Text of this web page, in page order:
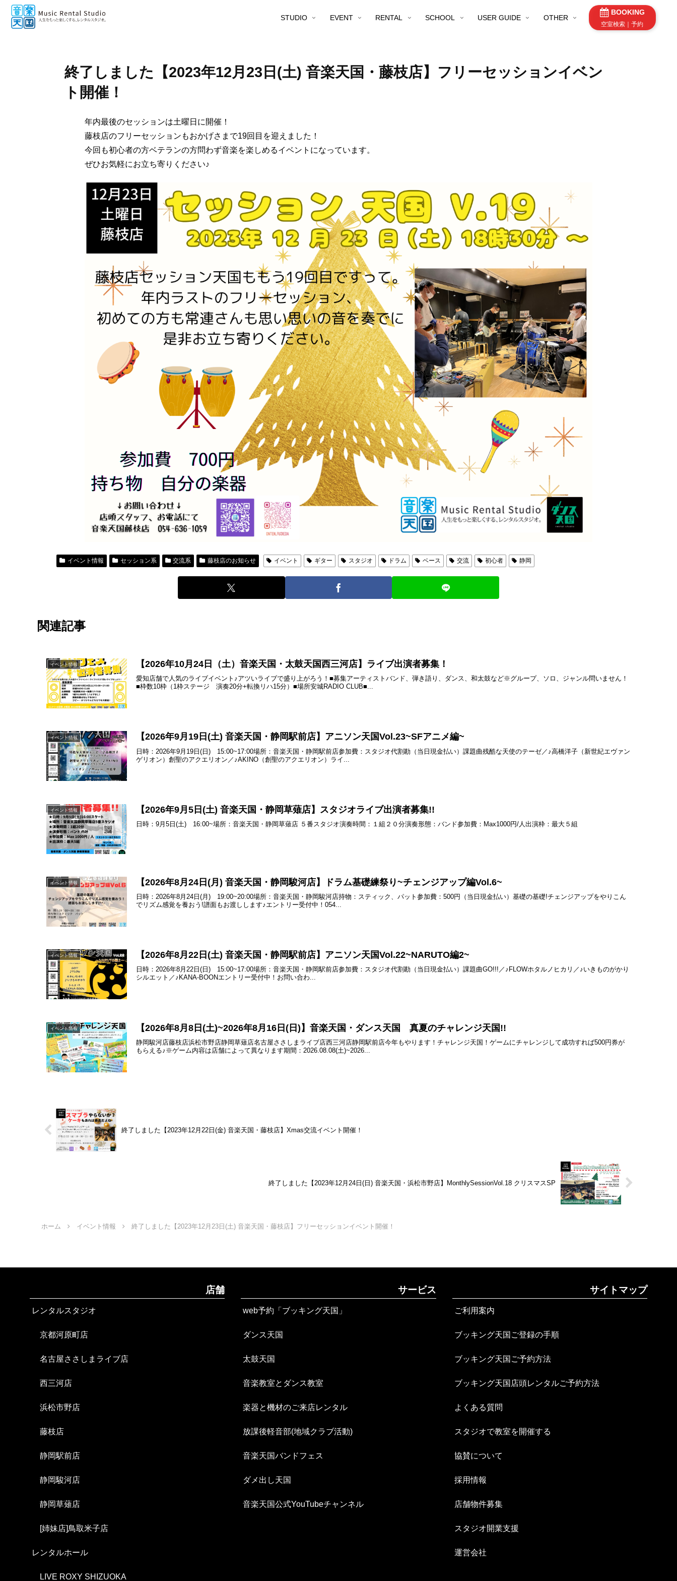
STUDIO EVENT RENTAL SCHOOL USER GUIDE OTHER
BOOKING
空室検索｜予約
終了しました【2023年12月23日(土) 音楽天国・藤枝店】フリーセッションイベン
ト開催！
年内最後のセッションは土曜日に開催！
藤枝店のフリーセッションもおかげさまで19回目を迎えました！
今回も初心者の方ベテランの方問わず音楽を楽しめるイベントになっています。
ぜひお気軽にお立ち寄りください♪
イベント情報 セッション系 交流系 藤枝店のお知らせ イベント ギター スタジオ ドラム ベース 交流 初心者 静岡
関連記事
イベント情報 【2026年10月24日（土）音楽天国・太鼓天国西三河店】ライブ出演者募集！
愛知店舗で人気のライブイベント♪アツいライブで盛り上がろう！■募集アーティストバンド、弾き語り、ダンス、和太鼓など※グループ、ソロ、ジャンル問いません！
■枠数10枠（1枠ステージ 演奏20分+転換リハ15分）■場所安城RADIO CLUB■...
イベント情報 【2026年9月19日(土) 音楽天国・静岡駅前店】アニソン天国Vol.23~SFアニメ編~
日時：2026年9月19日(日) 15:00~17:00場所：音楽天国・静岡駅前店参加費：スタジオ代割勘（当日現金払い）課題曲残酷な天使のテーゼ／♪高橋洋子（新世紀エヴァン
ゲリオン）創聖のアクエリオン／♪AKINO（創聖のアクエリオン）ライ...
イベント情報 【2026年9月5日(土) 音楽天国・静岡草薙店】スタジオライブ出演者募集!!
日時：9月5日(土) 16:00~場所：音楽天国・静岡草薙店 ５番スタジオ演奏時間：１組２０分演奏形態：バンド参加費：Max1000円/人出演枠：最大５組
イベント情報 【2026年8月24日(月) 音楽天国・静岡駿河店】ドラム基礎練祭り~チェンジアップ編Vol.6~
日時：2026年8月24日(月) 19:00~20:00場所：音楽天国・静岡駿河店持物：スティック、パット参加費：500円（当日現金払い）基礎の基礎!チェンジアップをやりこん
でリズム感覚を養おう!譜面もお渡しします♪エントリー受付中！054...
イベント情報 【2026年8月22日(土) 音楽天国・静岡駅前店】アニソン天国Vol.22~NARUTO編2~
日時：2026年8月22日(日) 15:00~17:00場所：音楽天国・静岡駅前店参加費：スタジオ代割勘（当日現金払い）課題曲GO!!!／♪FLOWホタルノヒカリ／♪いきものがかり
シルエット／♪KANA-BOONエントリー受付中！お問い合わ...
イベント情報 【2026年8月8日(土)~2026年8月16日(日)】音楽天国・ダンス天国 真夏のチャレンジ天国!!
静岡駿河店藤枝店浜松市野店静岡草薙店名古屋ささしまライブ店西三河店静岡駅前店今年もやります！チャレンジ天国！ゲームにチャレンジして成功すれば500円券が
もらえる♪※ゲーム内容は店舗によって異なります期間：2026.08.08(土)~2026...
終了しました【2023年12月22日(金) 音楽天国・藤枝店】Xmas交流イベント開催！
終了しました【2023年12月24日(日) 音楽天国・浜松市野店】MonthlySessionVol.18 クリスマスSP
ホーム イベント情報 終了しました【2023年12月23日(土) 音楽天国・藤枝店】フリーセッションイベント開催！
店舗
レンタルスタジオ
京都河原町店
名古屋ささしまライブ店
西三河店
浜松市野店
藤枝店
静岡駅前店
静岡駿河店
静岡草薙店
[姉妹店]鳥取米子店
レンタルホール
LIVE ROXY SHIZUOKA
サービス
web予約「ブッキング天国」
ダンス天国
太鼓天国
音楽教室とダンス教室
楽器と機材のご来店レンタル
放課後軽音部(地域クラブ活動)
音楽天国バンドフェス
ダメ出し天国
音楽天国公式YouTubeチャンネル
サイトマップ
ご利用案内
ブッキング天国ご登録の手順
ブッキング天国ご予約方法
ブッキング天国店頭レンタルご予約方法
よくある質問
スタジオで教室を開催する
協賛について
採用情報
店舗物件募集
スタジオ開業支援
運営会社